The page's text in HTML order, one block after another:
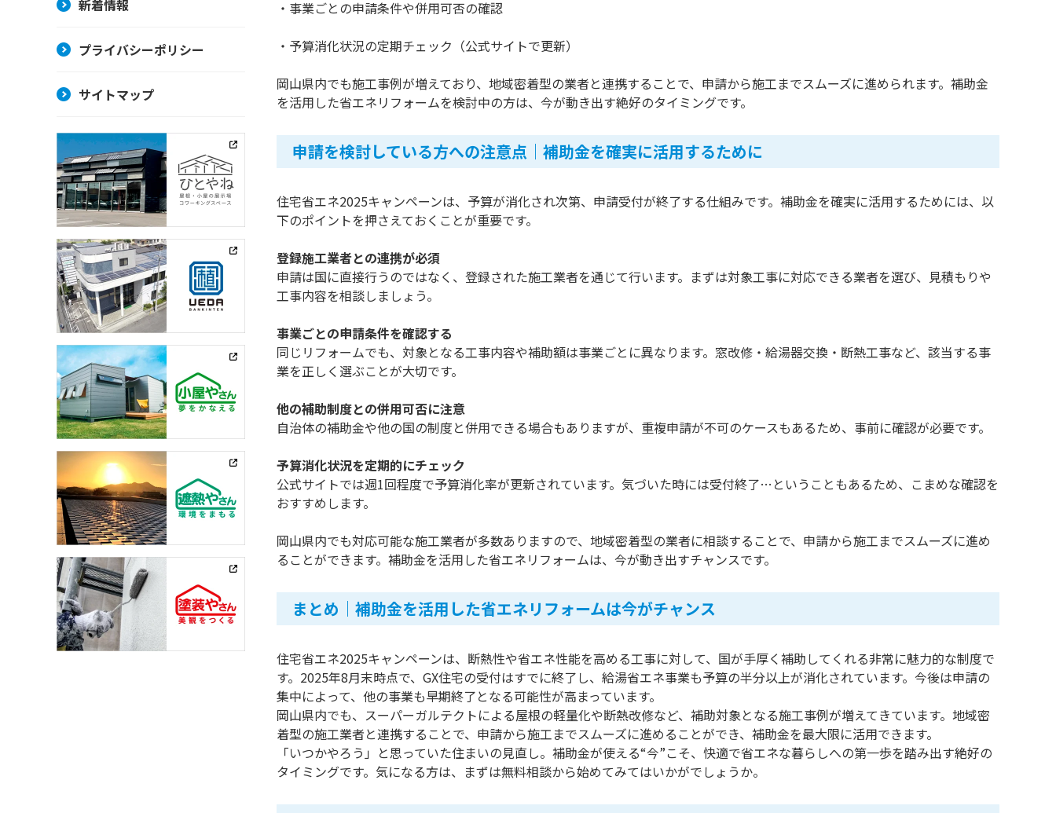
新着情報
プライバシーポリシー
サイトマップ
・事業ごとの申請条件や併用可否の確認
・予算消化状況の定期チェック（公式サイトで更新）
岡山県内でも施工事例が増えており、地域密着型の業者と連携することで、申請から施工までスムーズに進められます。補助金
を活用した省エネリフォームを検討中の方は、今が動き出す絶好のタイミングです。
申請を検討している方への注意点｜補助金を確実に活用するために
住宅省エネ2025キャンペーンは、予算が消化され次第、申請受付が終了する仕組みです。補助金を確実に活用するためには、以
下のポイントを押さえておくことが重要です。
登録施工業者との連携が必須
申請は国に直接行うのではなく、登録された施工業者を通じて行います。まずは対象工事に対応できる業者を選び、見積もりや
工事内容を相談しましょう。
事業ごとの申請条件を確認する
同じリフォームでも、対象となる工事内容や補助額は事業ごとに異なります。窓改修・給湯器交換・断熱工事など、該当する事
業を正しく選ぶことが大切です。
他の補助制度との併用可否に注意
自治体の補助金や他の国の制度と併用できる場合もありますが、重複申請が不可のケースもあるため、事前に確認が必要です。
予算消化状況を定期的にチェック
公式サイトでは週1回程度で予算消化率が更新されています。気づいた時には受付終了…ということもあるため、こまめな確認を
おすすめします。
岡山県内でも対応可能な施工業者が多数ありますので、地域密着型の業者に相談することで、申請から施工までスムーズに進め
ることができます。補助金を活用した省エネリフォームは、今が動き出すチャンスです。
まとめ｜補助金を活用した省エネリフォームは今がチャンス
住宅省エネ2025キャンペーンは、断熱性や省エネ性能を高める工事に対して、国が手厚く補助してくれる非常に魅力的な制度で
す。2025年8月末時点で、GX住宅の受付はすでに終了し、給湯省エネ事業も予算の半分以上が消化されています。今後は申請の
集中によって、他の事業も早期終了となる可能性が高まっています。
岡山県内でも、スーパーガルテクトによる屋根の軽量化や断熱改修など、補助対象となる施工事例が増えてきています。地域密
着型の施工業者と連携することで、申請から施工までスムーズに進めることができ、補助金を最大限に活用できます。
「いつかやろう」と思っていた住まいの見直し。補助金が使える“今”こそ、快適で省エネな暮らしへの第一歩を踏み出す絶好の
タイミングです。気になる方は、まずは無料相談から始めてみてはいかがでしょうか。